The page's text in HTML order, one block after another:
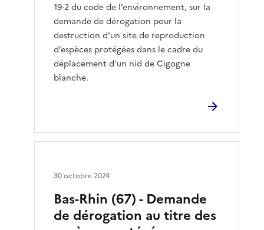
19-2 du code de l’environnement, sur la
demande de dérogation pour la
destruction d’un site de reproduction
d’espèces protégées dans le cadre du
déplacement d’un nid de Cigogne
blanche.
Bas-Rhin (67) - Demande
de dérogation au titre des
30 octobre 2024